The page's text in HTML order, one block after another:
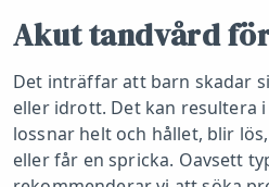
Akut tandvård
Det inträffar att barn skadar
eller idrott. Det kan resultera
lossnar helt och hållet, blir
eller får en spricka. Oavsett